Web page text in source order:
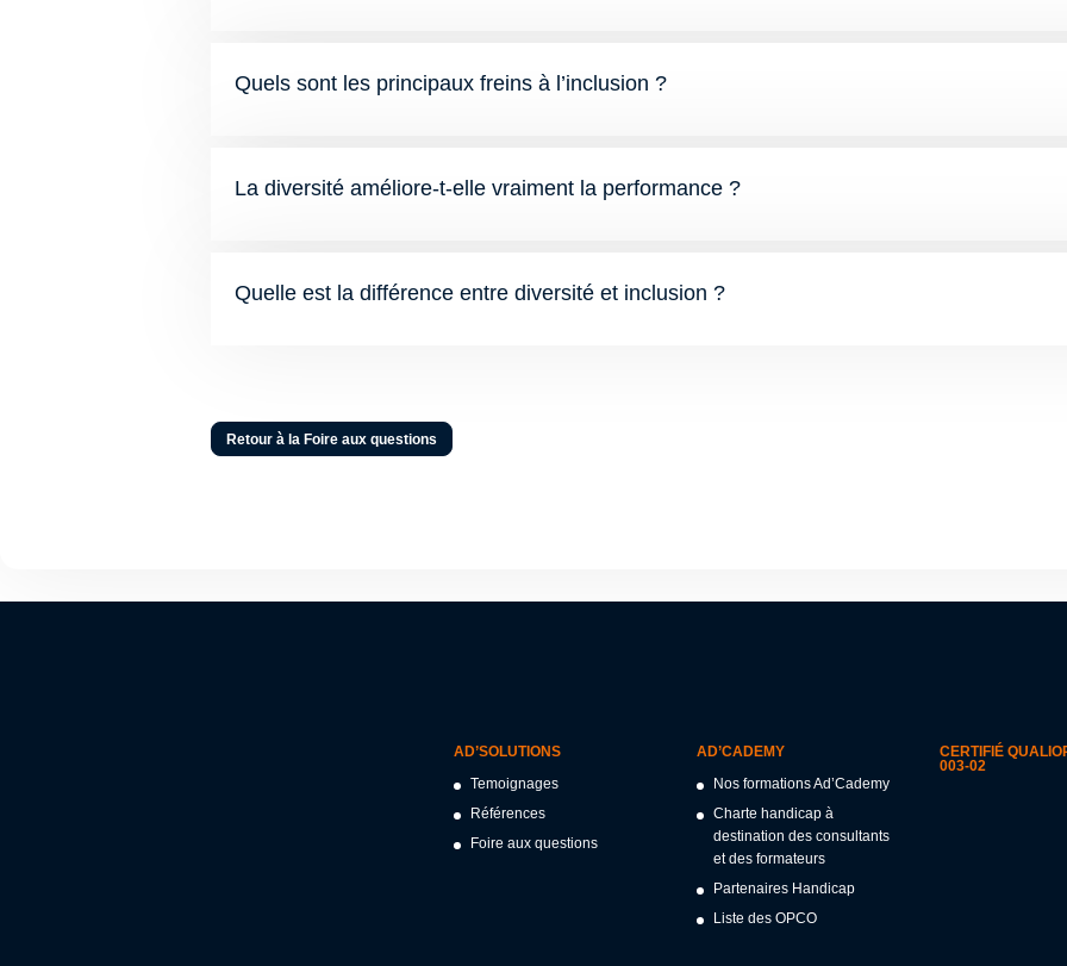
Quels sont les principaux freins à l’inclusion ?
La diversité améliore-t-elle vraiment la performance ?
Quelle est la différence entre diversité et inclusion ?
Retour à la Foire aux questions
AD’SOLUTIONS
Temoignages
Références
Foire aux questions
AD’CADEMY
Nos formations Ad’Cademy
Charte handicap à
destination des consultants
et des formateurs
Partenaires Handicap
Liste des OPCO
CERTIFIÉ
003-02